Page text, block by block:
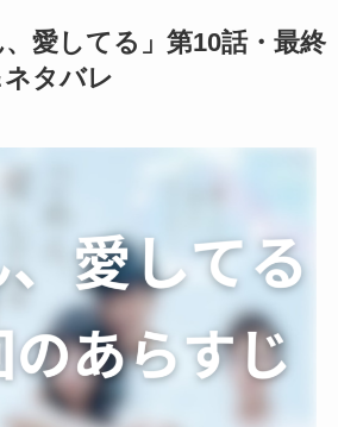
、愛してる」第10話・最終
タバレ